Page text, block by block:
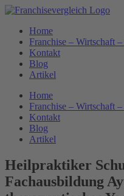
Zum
springenHome
Franchise – Wirtschaft
Kontakt
Blog
Artikel
Home
Franchise – Wirtschaft
Kontakt
Blog
Artikel
Heilpraktiker
Fachausbildung